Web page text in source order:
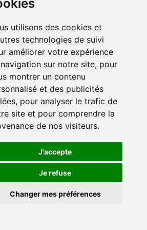
utilisons des cookies et
technologies de suivi
améliorer votre expérience
sur notre site, pour
montrer un contenu
et des publicités
pour analyser le trafic de
site et pour comprendre la
de nos visiteurs.
J'accepte
Je refuse
Changer mes préférences
information)